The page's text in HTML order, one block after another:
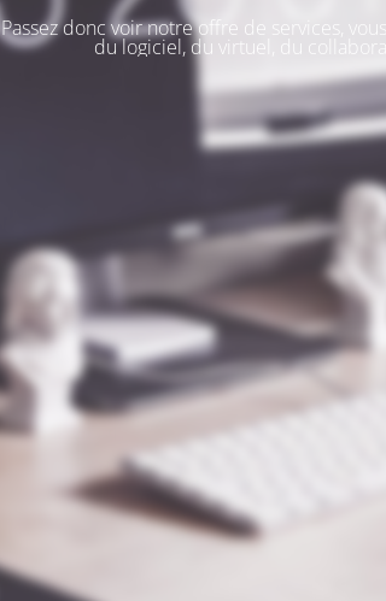
Passez donc voir notre offre de services,
du logiciel, du virtuel, du